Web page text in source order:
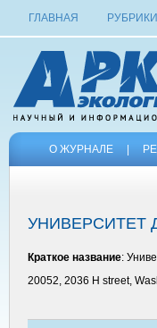
ГЛАВНАЯ
О ЖУРНАЛЕ
УНИВЕРСИТЕТ
Краткое название:
20052, 2036 H street,